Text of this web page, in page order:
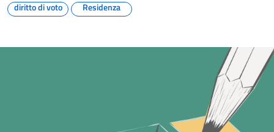
diritto di voto Residenza